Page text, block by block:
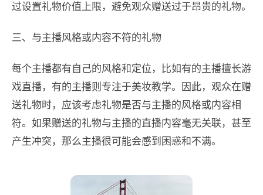
过设置礼物价值上限，避免观众赠送过于昂贵的礼物。
三、与主播风格或内容不符的礼物
每个主播都有自己的风格和定位，比如有的主播擅长游
戏直播，有的主播则专注于美妆教学。因此，观众在赠
送礼物时，应该考虑礼物是否与主播的风格或内容相
符。如果赠送的礼物与主播的直播内容毫无关联，甚至
产生冲突，那么主播很可能会感到困惑和不满。